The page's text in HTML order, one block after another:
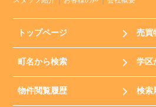
トップページ 売買
町名から検索 学区
物件閲覧履歴 検索